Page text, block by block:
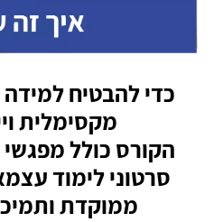
כדי להבטיח
מקסימלית
הקורס כולל
סרטוני לימוד
ממוקדת